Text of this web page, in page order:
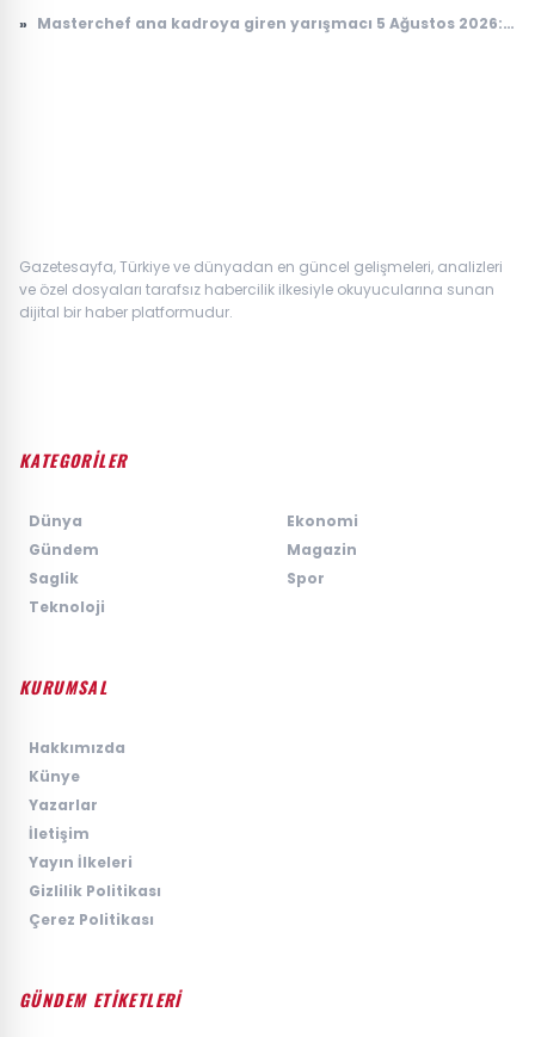
» Masterchef ana kadroya giren yarışmacı 5 Ağustos 2026:
Gazetesayfa, Türkiye ve dünyadan en güncel gelişmeleri, analizleri
ve özel dosyaları tarafsız habercilik ilkesiyle okuyucularına sunan
dijital bir haber platformudur.
KATEGORİLER
Dünya
Ekonomi
Gündem
Magazin
Saglik
Spor
Teknoloji
KURUMSAL
Hakkımızda
Künye
Yazarlar
İletişim
Yayın İlkeleri
Gizlilik Politikası
Çerez Politikası
GÜNDEM ETİKETLERİ